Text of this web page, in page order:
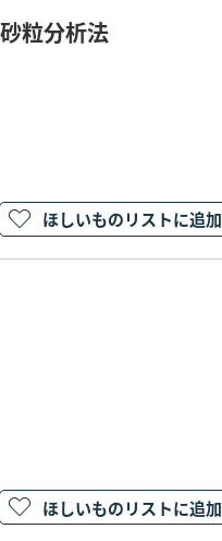
粒分析法
ほしいものリストに追加
ほしいものリストに追加